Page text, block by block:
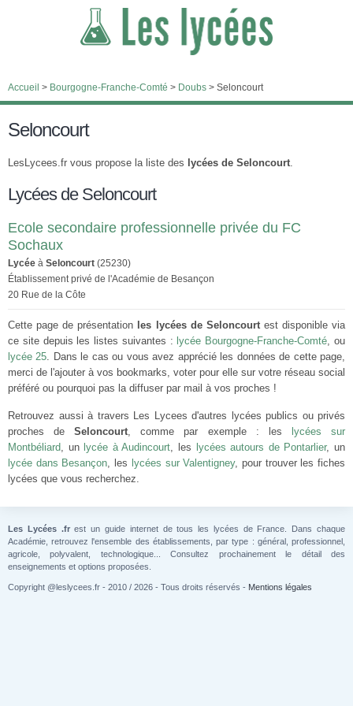
Accueil > Bourgogne-Franche-Comté > Doubs > Seloncourt
Seloncourt
LesLycees.fr vous propose la liste des lycées de Seloncourt.
Lycées de Seloncourt
Ecole secondaire professionnelle privée du FC
Sochaux
Lycée à Seloncourt (25230)
Établissement privé de l'Académie de Besançon
20 Rue de la Côte
Cette page de présentation les lycées de Seloncourtest disponible via
ce site depuis les listes suivantes : lycée Bourgogne-Franche-Comté, ou
lycée 25. Dans le cas ou vous avez apprécié les données de cette page,
merci de l'ajouter à vos bookmarks, voter pour elle sur votre réseau social
préféré ou pourquoi pas la diffuser par mail à vos proches !
Retrouvez aussi à travers Les Lycees d'autres lycées publics ou privés
proches deSeloncourt, comme par exemple : les
lycées sur
Montbéliard, un lycée à Audincourt, les lycées autours de Pontarlier, un
lycée dans Besançon, les lycées sur Valentigney, pour trouver les fiches
lycées que vous recherchez.
Les Lycées .frest un guide internet de tous les lycées de France. Dans chaque
Académie, retrouvez l'ensemble des établissements, par type : général, professionnel,
agricole, polyvalent, technologique... Consultez prochainement le détail des
enseignements et options proposées.
Copyright @leslycees.fr - 2010 / 2026 - Tous droits réservés - Mentions légales